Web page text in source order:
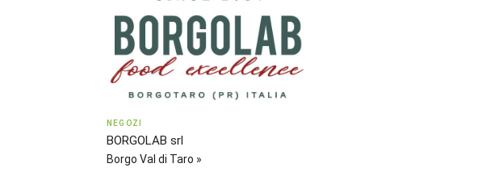
NEGOZI
BORGOLAB srl
Borgo Val di Taro »